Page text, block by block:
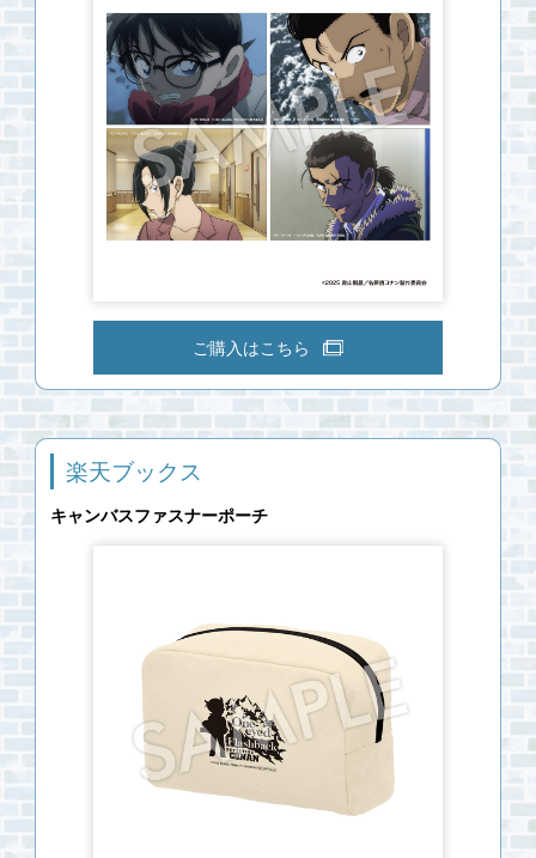
ご購入はこちら
楽天ブックス
キャンバスファスナーポーチ